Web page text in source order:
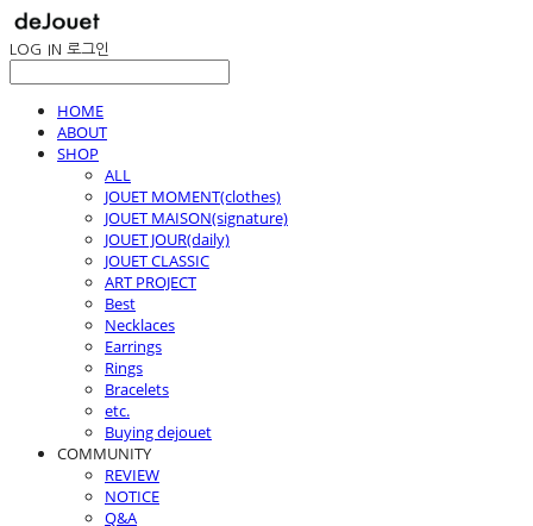
LOG IN 로그인
HOME
ABOUT
SHOP
ALL
JOUET MOMENT(clothes)
JOUET MAISON(signature)
JOUET JOUR(daily)
JOUET CLASSIC
ART PROJECT
Best
Necklaces
Earrings
Rings
Bracelets
etc.
Buying dejouet
COMMUNITY
REVIEW
NOTICE
Q&A